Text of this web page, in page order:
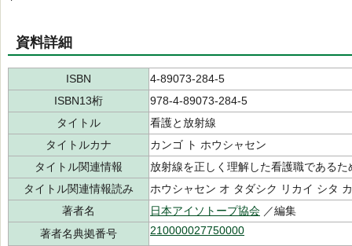
資料詳細
ISBN
4-89073-284-5
ISBN13桁
978-4-89073-284-5
タイトル
看護と放射線
タイトルカナ
カンゴ ト ホウシャセン
タイトル関連情報
放射線を正しく理解した看護職であるた
タイトル関連情報読み
ホウシャセン オ タダシク リカイ シタ
著者名
日本アイソトープ協会 ／編集
著者名典拠番号
210000027750000